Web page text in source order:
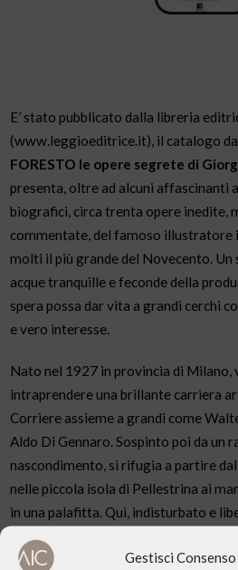
Gestisci
E’ stato pubblicato dalla libreria
(www.leggioeditrice.it), il catalogo
FORESTO le opere segrete di
presenta, oltre ad alcuni affascinanti
biografici, circa trenta opere inedite,
commentate, del famoso illustratore
molti il più grande del Novecento.
acque tranquille e feconde della
spera possa dar vita a grandi cerchi
e vero interesse.
Nato nel 1927 in provincia di Milano,
intraprendere una brillante carriera
Corriere assieme a grandi come
Aldo Di Gennaro. Sospinto poi da un
nascondimento, si rifugia a partire
nelle piccola isola di Pellestrina ai
in una palafitta. Qui, indisturbato e
conduce una bizzarra vita bohèmien
dal chiacchiericcio della gente.